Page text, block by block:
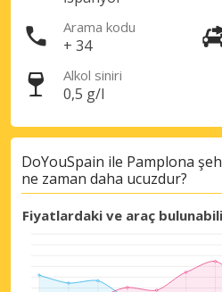
Özel iş ortağı tekliflerine
eLink ile
Arama kodu
+ 34
Alkol siniri
0,5 g/l
DoYouSpain ile Pamplona
ne zaman daha ucuzdur?
Fiyatlardaki ve araç